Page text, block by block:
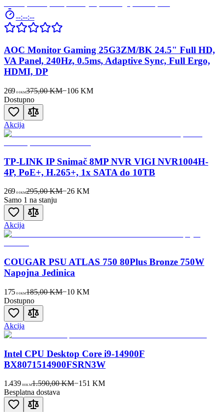
--:--:--
AOC Monitor Gaming 25G3ZM/BK 24.5" Full HD,
VA Panel, 240Hz, 0.5ms, Adaptive Sync, Full Ergo,
HDMI, DP
269 00KM375,00 KM−106 KM
Dostupno
Akcija
TP-LINK IP Snimač 8MP NVR VIGI NVR1004H-
4P, PoE+, H.265+, 1x SATA do 10TB
269 00KM295,00 KM−26 KM
Samo 1 na stanju
Akcija
COUGAR PSU ATLAS 750 80Plus Bronze 750W
Napojna Jedinica
175 00KM185,00 KM−10 KM
Dostupno
Akcija
Intel CPU Desktop Core i9-14900F
BX8071514900FSRN3W
1.439 00KM1.590,00 KM−151 KM
Besplatna dostava